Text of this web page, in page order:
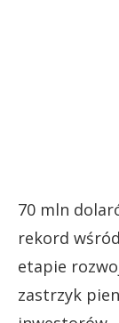
70 mln
rekord
etapie
zastrzyk